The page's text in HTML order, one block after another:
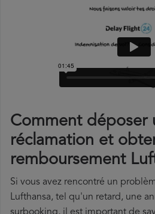
Comment déposer
réclamation et
remboursement
Si vous avez rencontré un
Lufthansa, tel qu'un retard, une